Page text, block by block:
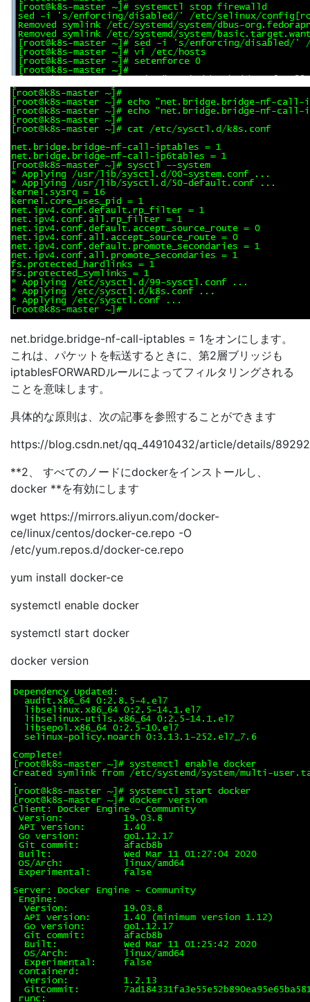
net.bridge.bridge-nf-call-iptables = 1をオンにします。
これは、パケットを転送するときに、第2層ブリッジも
iptablesFORWARDルールによってフィルタリングされる
ことを意味します。
具体的な原則は、次の記事を参照することができます
https://blog.csdn.net/qq_44910432/article/details/
**2、 すべてのノードにdockerをインストールし、
docker **を有効にします
wget https://mirrors.aliyun.com/docker-
ce/linux/centos/docker-ce.repo -O
/etc/yum.repos.d/docker-ce.repo
yum install docker-ce
systemctl enable docker
systemctl start docker
docker version